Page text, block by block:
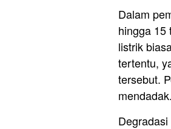
Dalam
hingga 15
listrik
tertentu,
tersebut.
mendadak.
Degradasi